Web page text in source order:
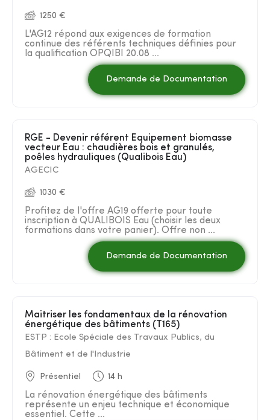
1250 €
L'AG12 répond aux exigences de formation
continue des référents techniques définies pour
la qualification OPQIBI 20.08 ...
Demande de Documentation
RGE - Devenir référent Equipement biomasse
vecteur Eau : chaudières bois et granulés,
poêles hydrauliques (Qualibois Eau)
AGECIC
1030 €
Profitez de l'offre AG19 offerte pour toute
inscription à QUALIBOIS Eau (choisir les deux
formations dans votre panier). Offre non ...
Demande de Documentation
Maitriser les fondamentaux de la rénovation
énergétique des bâtiments (T165)
ESTP : Ecole Spéciale des Travaux Publics, du
Bâtiment et de l'Industrie
Présentiel 14 h
La rénovation énergétique des bâtiments
représente un enjeu technique et économique
essentiel. Cette ...